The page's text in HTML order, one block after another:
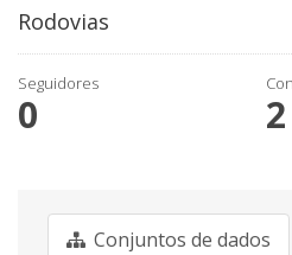
Rodovias
Seguidores
0 2
Conjuntos de dados